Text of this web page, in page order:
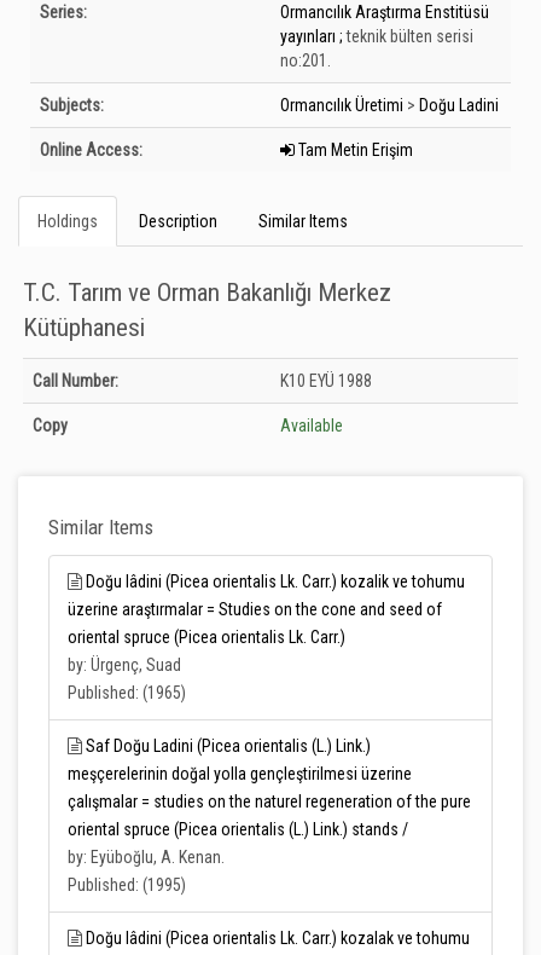
Series:
Ormancılık Araştırma Enstitüsü
yayınları ;teknik bülten serisi
no:201.
Subjects: Ormancılık Üretimi > Doğu Ladini
Online Access: Tam Metin Erişim
Holdings Description Similar Items
T.C. Tarım ve Orman Bakanlığı Merkez
Kütüphanesi
Holdings details from T.C. Tarım ve Orman Bakanlığı Merkez Kütüphanesi:
Unknown
Call Number: K10 EYÜ 1988
Copy Available
Similar Items
Doğu lâdini (Picea orientalis Lk. Carr.) kozalik ve tohumu
üzerine araştırmalar = Studies on the cone and seed of
oriental spruce (Picea orientalis Lk. Carr.)
by: Ürgenç, Suad
Published: (1965)
Saf Doğu Ladini (Picea orientalis (L.) Link.)
meşçerelerinin doğal yolla gençleştirilmesi üzerine
çalışmalar = studies on the naturel regeneration of the pure
oriental spruce (Picea orientalis (L.) Link.) stands /
by: Eyüboğlu, A. Kenan.
Published: (1995)
Doğu lâdini (Picea orientalis Lk. Carr.) kozalak ve tohumu